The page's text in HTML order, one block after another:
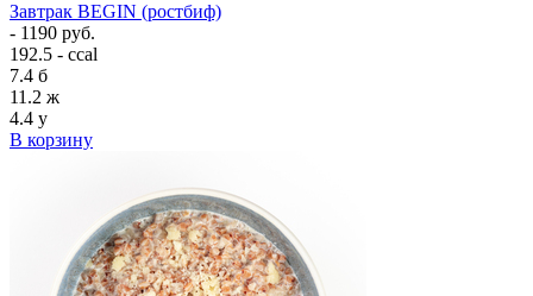
Завтрак BEGIN (ростбиф)
- 1190 руб.
192.5 - ccal
7.4 б
11.2 ж
4.4 у
В корзину